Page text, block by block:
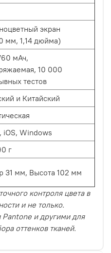
экран
мм, 1,14 дюйма)
мАч,
10 000
тестов
и Китайский
iOS, Windows
г
31 мм, Высота 102 мм
контроля цвета в
и не только.
и другими для
оттенков тканей.